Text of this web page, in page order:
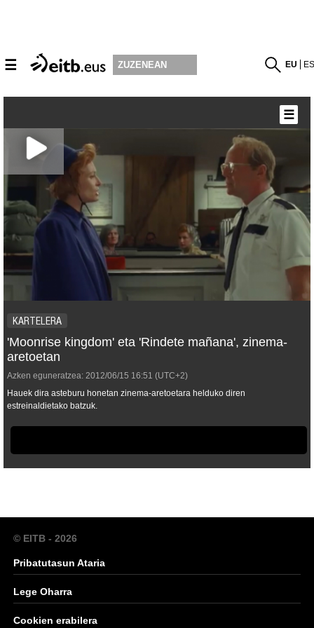
☰ ZUZENEAN EU
KARTELERA
'Moonrise kingdom' eta 'Rindete mañana', zinema-
aretoetan
Azken eguneratzea: 2012/06/15 16:51 (UTC+2)
Hauek dira asteburu honetan zinema-aretoetara helduko diren
estreinaldietako batzuk.
☰
© EITB - 2026
Pribatutasun Ataria
Lege Oharra
Cookien erabilera